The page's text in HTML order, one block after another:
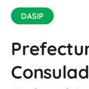
DASIP